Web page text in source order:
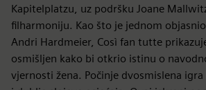
Kapitelplatzu, uz podršku Joane
filharmoniju. Kao što je jednom
Andri Hardmeier, Così fan tutte
osmišljen kako bi otkrio istinu o
vjernosti žena. Počinje dvosmislena